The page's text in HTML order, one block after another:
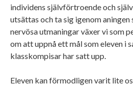
individens självförtroende och
utsättas och ta sig igenom aningen
nervösa utmaningar växer vi som
om att uppnå ett mål som eleven i
klasskompisar har satt upp.
Eleven kan förmodligen varit lite